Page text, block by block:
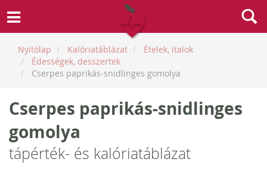
Nyitólap Kalóriatáblázat
Ételek, italok
Édességek, desszertek
Cserpes paprikás-snidlinges gomolya
Cserpes paprikás-snidlinges
gomolya
tápérték- és kalóriatáblázat